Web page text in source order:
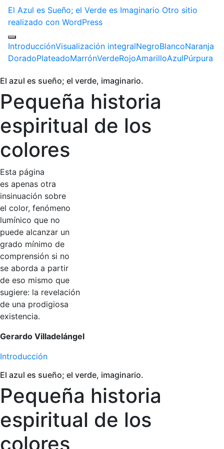
El Azul es Sueño; el Verde es Imaginario Otro sitio
realizado con WordPress
IntroducciónVisualización integralNegroBlancoNaranja
DoradoPlateadoMarrónVerdeRojoAmarilloAzulPúrpura
El azul es sueño; el verde, imaginario.
Pequeña historia
espiritual de los
colores
Esta página
es apenas otra
insinuación sobre
el color, fenómeno
lumínico que no
puede alcanzar un
grado mínimo de
comprensión si no
se aborda a partir
de eso mismo que
sugiere: la revelación
de una prodigiosa
existencia.
Gerardo Villadelángel
Introducción
El azul es sueño; el verde, imaginario.
Pequeña historia
espiritual de los
colores